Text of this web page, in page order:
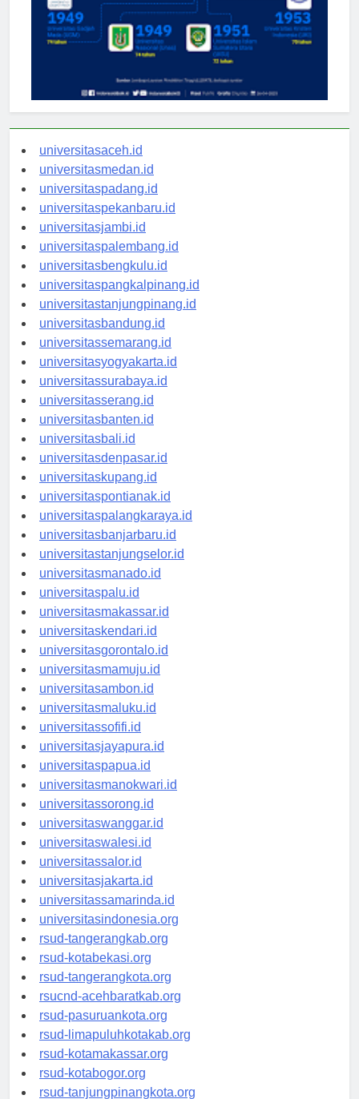
universitasaceh.id
universitasmedan.id
universitaspadang.id
universitaspekanbaru.id
universitasjambi.id
universitaspalembang.id
universitasbengkulu.id
universitaspangkalpinang.id
universitastanjungpinang.id
universitasbandung.id
universitassemarang.id
universitasyogyakarta.id
universitassurabaya.id
universitasserang.id
universitasbanten.id
universitasbali.id
universitasdenpasar.id
universitaskupang.id
universitaspontianak.id
universitaspalangkaraya.id
universitasbanjarbaru.id
universitastanjungselor.id
universitasmanado.id
universitaspalu.id
universitasmakassar.id
universitaskendari.id
universitasgorontalo.id
universitasmamuju.id
universitasambon.id
universitasmaluku.id
universitassofifi.id
universitasjayapura.id
universitaspapua.id
universitasmanokwari.id
universitassorong.id
universitaswanggar.id
universitaswalesi.id
universitassalor.id
universitasjakarta.id
universitassamarinda.id
universitasindonesia.org
rsud-tangerangkab.org
rsud-kotabekasi.org
rsud-tangerangkota.org
rsucnd-acehbaratkab.org
rsud-pasuruankota.org
rsud-limapuluhkotakab.org
rsud-kotamakassar.org
rsud-kotabogor.org